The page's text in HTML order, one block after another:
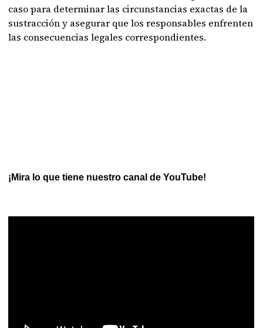
caso para determinar las circunstancias exactas de la
sustracción y asegurar que los responsables enfrenten
las consecuencias legales correspondientes.
¡Mira lo que tiene nuestro canal de YouTube!